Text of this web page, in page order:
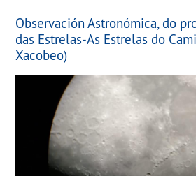
Observación Astronómica, do
das Estrelas-As Estrelas do
Xacobeo)